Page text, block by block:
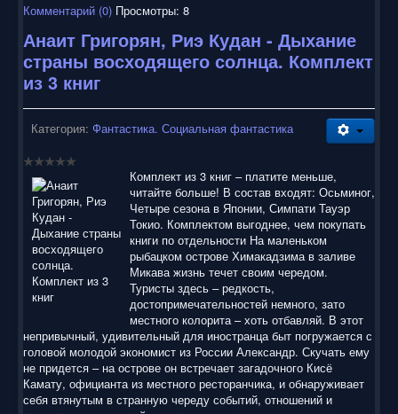
Комментарий (0) Просмотры: 8
Анаит Григорян, Риэ Кудан - Дыхание
страны восходящего солнца. Комплект
из 3 книг
Категория: Фантастика. Социальная фантастика
Комплект из 3 книг – платите меньше,
читайте больше! В состав входят: Осьминог,
Четыре сезона в Японии, Симпати Тауэр
Токио. Комплектом выгоднее, чем покупать
книги по отдельности На маленьком
рыбацком острове Химакадзима в заливе
Микава жизнь течет своим чередом.
Туристы здесь – редкость,
достопримечательностей немного, зато
местного колорита – хоть отбавляй. В этот
непривычный, удивительный для иностранца быт погружается с
головой молодой экономист из России Александр. Скучать ему
не придется – на острове он встречает загадочного Кисё
Камату, официанта из местного ресторанчика, и обнаруживает
себя втянутым в странную череду событий, отношений и